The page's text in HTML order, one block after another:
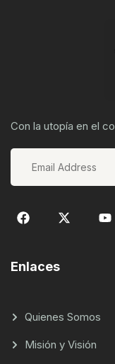
Con la utopía en el
Enlaces
Quienes Somos
Misión y Visión